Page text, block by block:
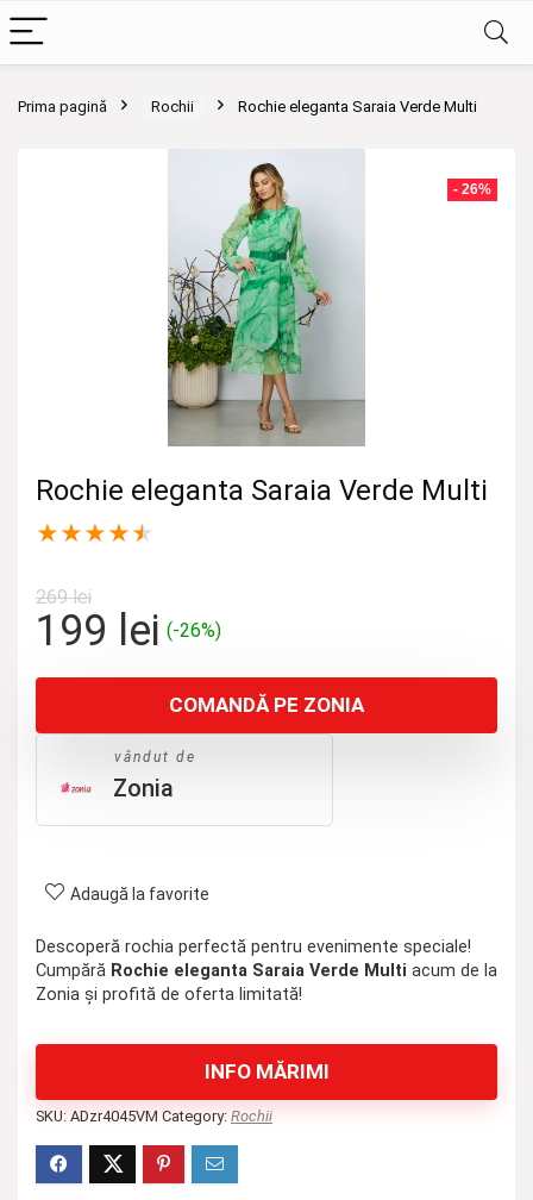
Prima pagină Rochii Rochie eleganta Saraia Verde Multi
- 26%
Rochie eleganta Saraia Verde Multi
★★★★★
269lei
Prețul
a
fost:
269 lei.
199 leiPrețul
este:
199 lei.
(-26%)
COMANDĂ PE ZONIA
vândut de
Zonia
Adaugă la favorite
Descoperă rochia perfectă pentru evenimente speciale!
Cumpără Rochie eleganta Saraia Verde Multi acum de la
Zonia și profită de oferta limitată!
INFO MĂRIMI
SKU: ADzr4045VM Category: Rochii